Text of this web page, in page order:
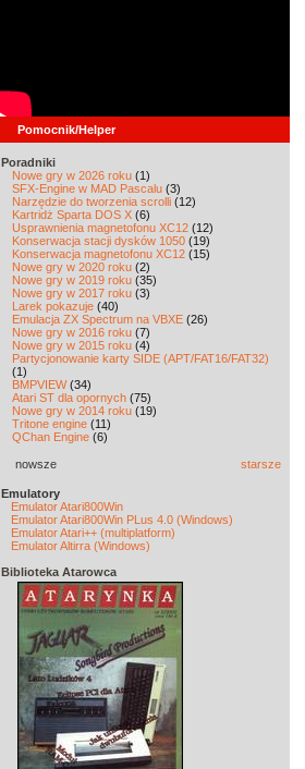
Pomocnik/Helper
Poradniki
Nowe gry w 2026 roku (1)
SFX-Engine w MAD Pascalu (3)
Narzędzie do tworzenia scrolli (12)
Kartridż Sparta DOS X (6)
Usprawnienia magnetofonu XC12 (12)
Konserwacja stacji dysków 1050 (19)
Konserwacja magnetofonu XC12 (15)
Nowe gry w 2020 roku (2)
Nowe gry w 2019 roku (35)
Nowe gry w 2017 roku (3)
Larek pokazuje (40)
Emulacja ZX Spectrum na VBXE (26)
Nowe gry w 2016 roku (7)
Nowe gry w 2015 roku (4)
Partycjonowanie karty SIDE (APT/FAT16/FAT32)
(1)
BMPVIEW(34)
Atari ST dla opornych (75)
Nowe gry w 2014 roku (19)
Tritone engine (11)
QChan Engine (6)
nowsze starsze
Emulatory
Emulator Atari800Win
Emulator Atari800Win PLus 4.0 (Windows)
Emulator Atari++ (multiplatform)
Emulator Altirra (Windows)
Biblioteka Atarowca